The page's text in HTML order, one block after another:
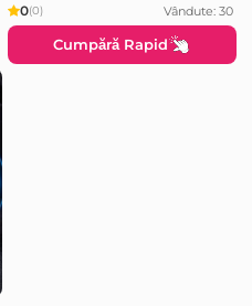
0(0) Vândute: 30
Cumpără Rapid